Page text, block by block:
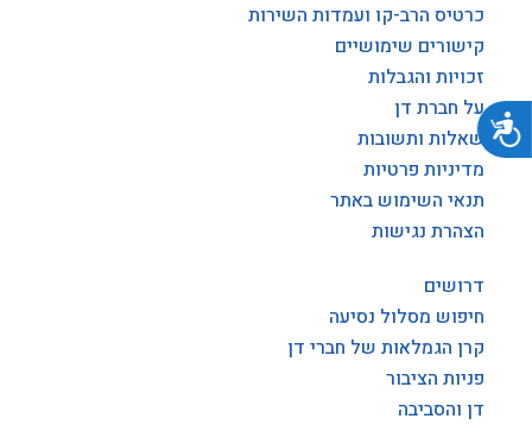
נגישות
כרטיס הרב-קו ועמדות השירות
קישורים שימושיים
זכויות והגבלות
על חברת דן
שאלות ותשובות
מדיניות פרטיות
תנאי השימוש באתר
הצהרת נגישות
דרושים
חיפוש מסלול נסיעה
קרן הגמלאות של חברי דן
פניות הציבור
דן והסביבה